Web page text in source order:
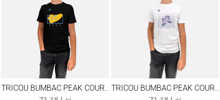
TRICOU BUMBAC PEAK COURT
II NEGRU
TRICOU BUMBAC PEAK COURT
II ALB